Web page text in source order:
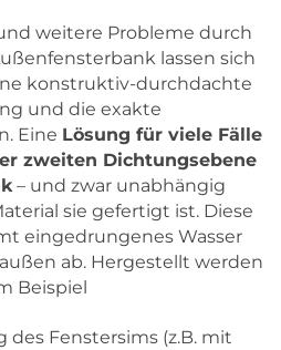
weitere Probleme durch
lassen sich
konstruktiv-durchdachte
und die exakte
Eine Lösung für viele Fälle
zweiten Dichtungsebene
– und zwar unabhängig
sie gefertigt ist. Diese
eingedrungenes Wasser
ab. Hergestellt werden
Beispiel
Fenstersims (z.B. mit